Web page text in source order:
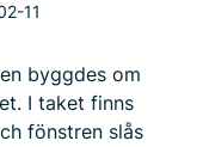
11
byggdes om
I taket finns
fönstren slås